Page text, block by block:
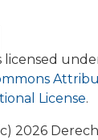
licensed
License.
2026